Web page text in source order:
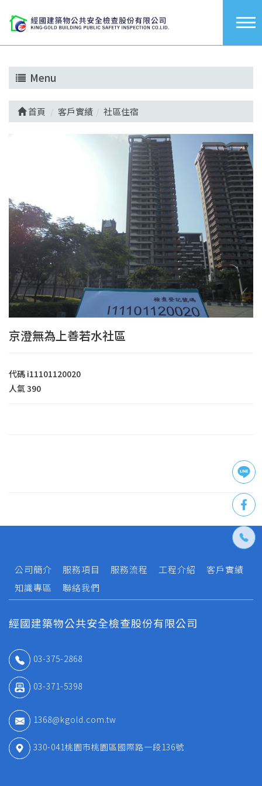
Menu
首頁 客戶實績 社區住宿
京澄無為上善若水社區
代碼 i11101120020
人氣390
公司簡介 服務項目 服務流程 工程介紹
客戶實績
知識專區
聯絡我們
經國建築物公共安全檢查股份有限公司
03-375-2868
03-371-5398
1368@kgold.com.tw
330-041桃園市桃園區國際路一段136號